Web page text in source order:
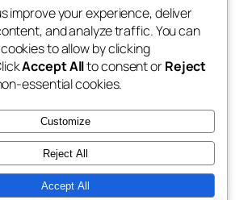
子游戏和攻略杂志
improve your experience, deliver
and analyze traffic. You can
to allow by clicking
Accept Allto consent orReject
essential cookies.
Customize
Reject All
Accept All